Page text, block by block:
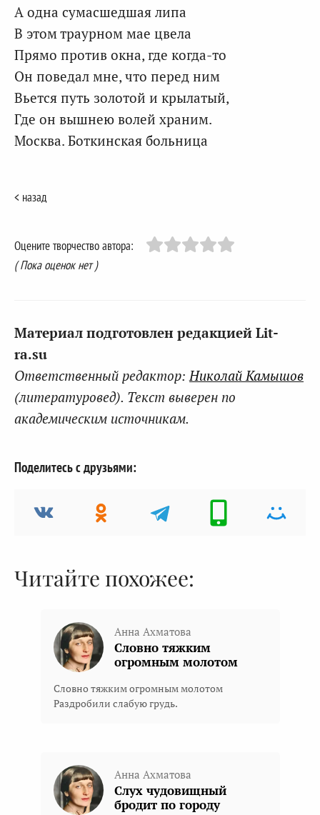
А одна сумасшедшая липа
В этом траурном мае цвела
Прямо против окна, где когда-то
Он поведал мне, что перед ним
Вьется путь золотой и крылатый,
Где он вышнею волей храним.
Москва. Боткинская больница
< назад
Оцените творчество автора:
( Пока оценок нет )
Материал подготовлен редакцией Lit-
ra.su
Ответственный редактор: Николай Камышов
(литературовед). Текст выверен по
академическим источникам.
Поделитесь с друзьями:
Читайте похожее:
Анна Ахматова
Словно тяжким
огромным молотом
Словно тяжким огромным молотом
Раздробили слабую грудь.
Анна Ахматова
Слух чудовищный
бродит по городу